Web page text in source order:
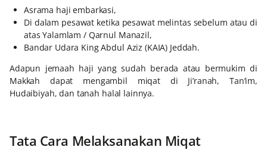
Asrama haji embarkasi,
Di dalam pesawat ketika pesawat melintas sebelum atau di
atas Yalamlam / Qarnul Manazil,
Bandar Udara King Abdul Aziz (KAIA) Jeddah.
Adapun jemaah haji yang sudah berada atau bermukim di
Makkah dapat mengambil miqat di Ji’ranah, Tan’im,
Hudaibiyah, dan tanah halal lainnya.
Tata Cara Melaksanakan Miqat